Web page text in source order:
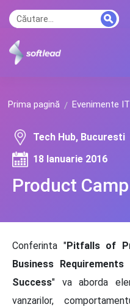
Prima pagină Evenimente IT
Product
Tech Hub, Bucuresti
18 Ianuarie 2016
Conferinta "Pitfalls of
Business
Success" va aborda
vanzarilor,